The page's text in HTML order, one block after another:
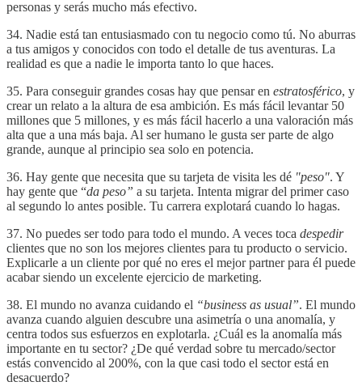
personas y serás mucho más efectivo.
34. Nadie está tan entusiasmado con tu negocio como tú. No aburras
a tus amigos y conocidos con todo el detalle de tus aventuras. La
realidad es que a nadie le importa tanto lo que haces.
35. Para conseguir grandes cosas hay que pensar en estratosférico, y
crear un relato a la altura de esa ambición. Es más fácil levantar 50
millones que 5 millones, y es más fácil hacerlo a una valoración más
alta que a una más baja. Al ser humano le gusta ser parte de algo
grande, aunque al principio sea solo en potencia.
36. Hay gente que necesita que su tarjeta de visita les dé "peso". Y
hay gente que “da peso” a su tarjeta. Intenta migrar del primer caso
al segundo lo antes posible. Tu carrera explotará cuando lo hagas.
37. No puedes ser todo para todo el mundo. A veces toca despedir
clientes que no son los mejores clientes para tu producto o servicio.
Explicarle a un cliente por qué no eres el mejor partner para él puede
acabar siendo un excelente ejercicio de marketing.
38. El mundo no avanza cuidando el “business as usual”. El mundo
avanza cuando alguien descubre una asimetría o una anomalía, y
centra todos sus esfuerzos en explotarla. ¿Cuál es la anomalía más
importante en tu sector? ¿De qué verdad sobre tu mercado/sector
estás convencido al 200%, con la que casi todo el sector está en
desacuerdo?